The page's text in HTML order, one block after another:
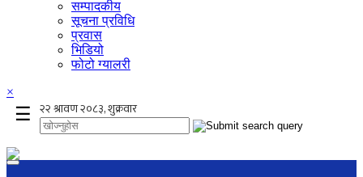
सम्पादकीय
सूचना प्रविधि
प्रवास
भिडियो
फोटो ग्यालरी
×
☰